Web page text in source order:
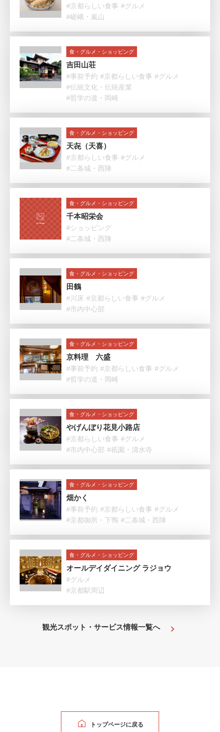
#京都らしい食事 #グルメ
#嵯峨・嵐山
食・グルメ・ショッピング
吉田山荘
#事前予約 #京都らしい食事 #グルメ
#伝統文化・伝統産業
#哲学の道・岡崎
食・グルメ・ショッピング
天㐂（天喜）
#京都らしい食事 #グルメ
#二条城・西陣
食・グルメ・ショッピング
千本昭栄会
#ショッピング
#二条城・西陣
食・グルメ・ショッピング
田鶴
#川床 #京都らしい食事 #グルメ
#市内中心部
食・グルメ・ショッピング
京料理 六盛
#事前予約 #京都らしい食事 #グルメ
#哲学の道・岡崎
食・グルメ・ショッピング
やげんぼり花見小路店
#京都らしい食事 #グルメ
#市内中心部 #祇園・清水寺
食・グルメ・ショッピング
畑かく
#事前予約 #京都らしい食事 #グルメ
#京都御所・下鴨 #二条城・西陣
食・グルメ・ショッピング
オールデイダイニング ラジョウ
#グルメ
#京都駅周辺
観光スポット・サービス情報一覧へ
トップページに戻る